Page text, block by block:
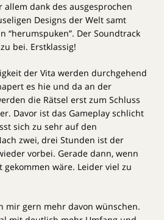
allem dank des ausgesprochen
Designs der Welt samt
“herumspuken”. Der Soundtrack
bei. Erstklassig!
der Vita werden durchgehend
es hie und da an der
die Rätsel erst zum Schluss
Davor ist das Gameplay schlicht
sich zu sehr auf den
zwei, drei Stunden ist der
vorbei. Gerade dann, wenn
wäre. Leider viel zu
mir gern mehr davon wünschen.